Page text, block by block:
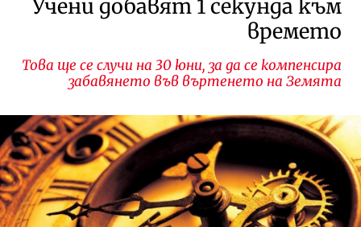
Учени добавят 1 секунда към
времето
Това ще се случи на 30 юни, за да се компенсира
забавянето във въртенето на Земята